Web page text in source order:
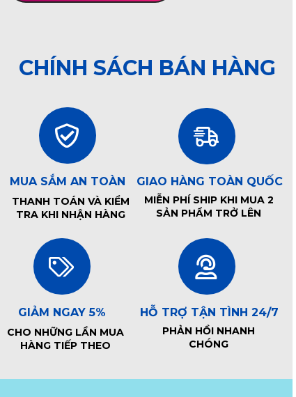
CHÍNH SÁCH BÁN HÀNG
MUA SẮM AN TOÀN
THANH TOÁN VÀ KIỂM
TRA KHI NHẬN HÀNG
GIAO HÀNG TOÀN QUỐC
MIỄN PHÍ SHIP KHI MUA 2
SẢN PHẨM TRỞ LÊN
GIẢM NGAY 5%
CHO NHỮNG LẦN MUA
HÀNG TIẾP THEO
HỖ TRỢ TẬN TÌNH 24/7
PHẢN HỒI NHANH
CHÓNG